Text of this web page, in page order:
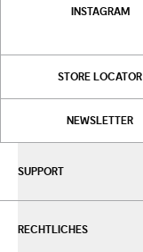
INSTAGRAM
STORE LOCATOR
NEWSLETTER
SUPPORT
RECHTLICHES